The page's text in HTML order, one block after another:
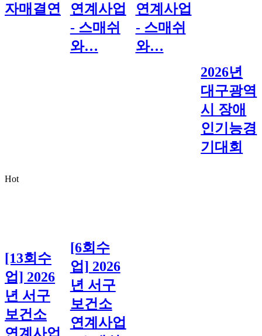
자매결연
연계사업
- 스매쉬
와…
연계사업
- 스매쉬
와…
2026년
대구광역
시 장애
인기능경
기대회
Hot
[13회수
업] 2026
년 서구
보건소
[6회수
업] 2026
년 서구
보건소
연계사업